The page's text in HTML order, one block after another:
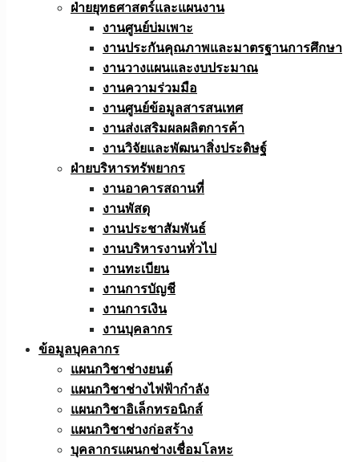
ฝ่ายยุทธศาสตร์และแผนงาน
งานศูนย์บ่มเพาะ
งานประกันคุณภาพและมาตรฐานการศึกษา
งานวางแผนและงบประมาณ
งานความร่วมมือ
งานศูนย์ข้อมูลสารสนเทศ
งานส่งเสริมผลผลิตการค้า
งานวิจัยและพัฒนาสิ่งประดิษฐ์
ฝ่ายบริหารทรัพยากร
งานอาคารสถานที่
งานพัสดุ
งานประชาสัมพันธ์
งานบริหารงานทั่วไป
งานทะเบียน
งานการบัญชี
งานการเงิน
งานบุคลากร
ข้อมูลบุคลากร
แผนกวิชาช่างยนต์
แผนกวิชาช่างไฟฟ้ากำลัง
แผนกวิชาอิเล็กทรอนิกส์
แผนกวิชาช่างก่อสร้าง
บุคลากรแผนกช่างเชื่อมโลหะ